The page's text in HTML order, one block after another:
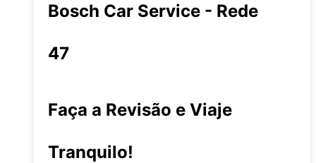
Bosch Car Service - Rede
47
Faça a Revisão e Viaje
Tranquilo!